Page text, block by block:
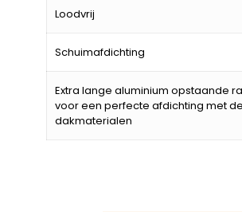
Loodvrij
Schuimafdichting
Extra lange aluminium opstaande
voor een perfecte afdichting met de
dakmaterialen